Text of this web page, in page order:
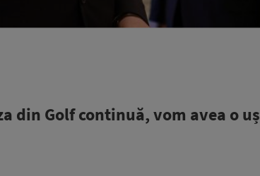
din Golf continuă, vom avea o